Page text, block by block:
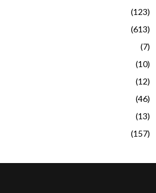
(123)
(613)
(7)
(10)
(12)
(46)
(13)
(157)